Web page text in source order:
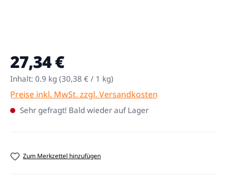
Regulärer Preis:
27,34 €
Inhalt: 0.9 kg (30,38 € / 1 kg)
Preise inkl. MwSt. zzgl. Versandkosten
Sehr gefragt! Bald wieder auf Lager
Zum Merkzettel hinzufügen